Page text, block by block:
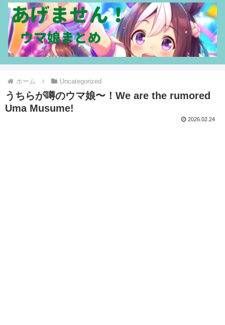
ホーム Uncategorized
うちらが噂のウマ娘〜！We are the rumored
Uma Musume!
2026.02.24